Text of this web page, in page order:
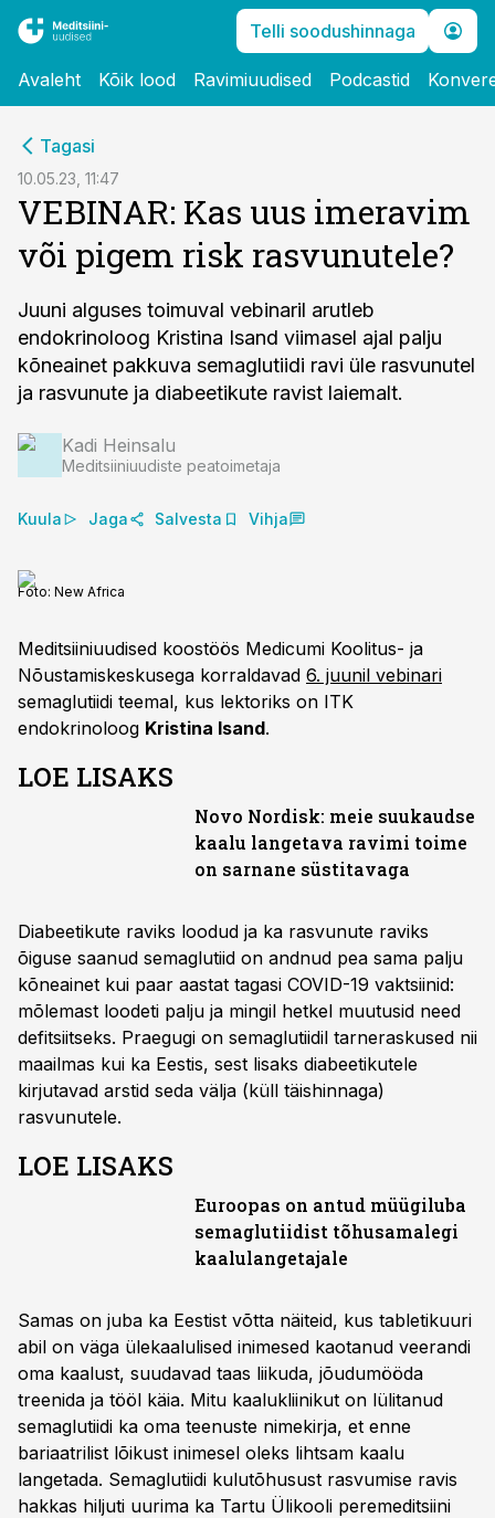
Telli soodushinnaga
Avaleht Kõik lood Ravimiuudised Podcastid
Tagasi
10.05.23, 11:47
VEBINAR: Kas uus imeravim
või pigem risk rasvunutele?
Juuni alguses toimuval vebinaril arutleb
endokrinoloog Kristina Isand viimasel ajal palju
kõneainet pakkuva semaglutiidi ravi üle rasvunutel
ja rasvunute ja diabeetikute ravist laiemalt.
Kadi Heinsalu
Meditsiiniuudiste peatoimetaja
Kuula Jaga Salvesta Vihja
Foto: New Africa
Meditsiiniuudised koostöös Medicumi Koolitus- ja
Nõustamiskeskusega korraldavad 6. juunil vebinari
semaglutiidi teemal, kus lektoriks on ITK
endokrinoloog Kristina Isand.
LOE LISAKS
Novo Nordisk: meie suukaudse
kaalu langetava ravimi toime
on sarnane süstitavaga
Diabeetikute raviks loodud ja ka rasvunute raviks
õiguse saanud semaglutiid on andnud pea sama palju
kõneainet kui paar aastat tagasi COVID-19 vaktsiinid:
mõlemast loodeti palju ja mingil hetkel muutusid need
defitsiitseks. Praegugi on semaglutiidil tarneraskused nii
maailmas kui ka Eestis, sest lisaks diabeetikutele
kirjutavad arstid seda välja (küll täishinnaga)
rasvunutele.
LOE LISAKS
Euroopas on antud müügiluba
semaglutiidist tõhusamalegi
kaalulangetajale
Samas on juba ka Eestist võtta näiteid, kus tabletikuuri
abil on väga ülekaalulised inimesed kaotanud veerandi
oma kaalust, suudavad taas liikuda, jõudumööda
treenida ja tööl käia. Mitu kaalukliinikut on lülitanud
semaglutiidi ka oma teenuste nimekirja, et enne
bariaatrilist lõikust inimesel oleks lihtsam kaalu
langetada. Semaglutiidi kulutõhusust rasvumise ravis
hakkas hiljuti uurima ka Tartu Ülikooli peremeditsiini